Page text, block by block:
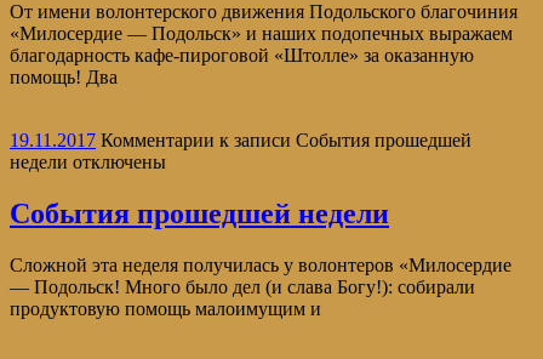
От имени волонтерского движения Подольского благочиния
«Милосердие — Подольск» и наших подопечных выражаем
благодарность кафе-пироговой «Штолле» за оказанную
помощь! Два
19.11.2017 Комментарии к записи События прошедшей
недели отключены
События прошедшей недели
Сложной эта неделя получилась у волонтеров «Милосердие
— Подольск! Много было дел (и слава Богу!): собирали
продуктовую помощь малоимущим и